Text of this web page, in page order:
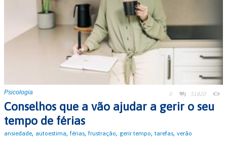
Psicologia 0 51820
Conselhos que a vão ajudar a gerir o seu
tempo de férias
ansiedade, autoestima, férias, frustração, gerir tempo, tarefas, verão